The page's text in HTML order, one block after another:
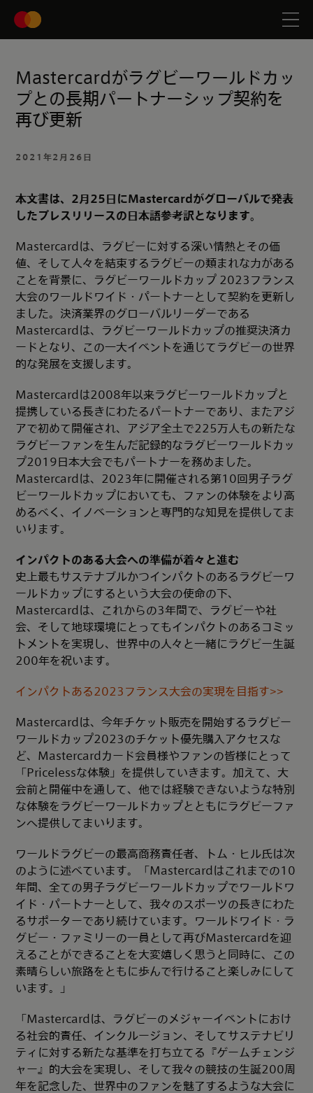
Mastercardがラグビーワールドカッ
プとの長期パートナーシップ契約を
再び更新
2021年2月26日
本文書は、2月25日にMastercardがグローバルで発表
したプレスリリースの日本語参考訳となります。
Mastercardは、ラグビーに対する深い情熱とその価
値、そして人々を結束するラグビーの類まれな力がある
ことを背景に、ラグビーワールドカップ 2023フランス
大会のワールドワイド・パートナーとして契約を更新し
ました。決済業界のグローバルリーダーである
Mastercardは、ラグビーワールドカップの推奨決済カ
ードとなり、この一大イベントを通じてラグビーの世界
的な発展を支援します。
Mastercardは2008年以来ラグビーワールドカップと
提携している長きにわたるパートナーであり、またアジ
アで初めて開催され、アジア全土で225万人もの新たな
ラグビーファンを生んだ記録的なラグビーワールドカッ
プ2019日本大会でもパートナーを務めました。
Mastercardは、2023年に開催される第10回男子ラグ
ビーワールドカップにおいても、ファンの体験をより高
めるべく、イノベーションと専門的な知見を提供してま
いります。
インパクトのある大会への準備が着々と進む
史上最もサステナブルかつインパクトのあるラグビーワ
ールドカップにするという大会の使命の下、
Mastercardは、これからの3年間で、ラグビーや社
会、そして地球環境にとってもインパクトのあるコミッ
トメントを実現し、世界中の人々と一緒にラグビー生誕
200年を祝います。
インパクトある2023フランス大会の実現を目指す>>
Mastercardは、今年チケット販売を開始するラグビー
ワールドカップ2023のチケット優先購入アクセスな
ど、Mastercardカード会員様やファンの皆様にとって
「Pricelessな体験」を提供していきます。加えて、大
会前と開催中を通して、他では経験できないような特別
な体験をラグビーワールドカップとともにラグビーファ
ンへ提供してまいります。
ワールドラグビーの最高商務責任者、トム・ヒル氏は次
のように述べています。「Mastercardはこれまでの10
年間、全ての男子ラグビーワールドカップでワールドワ
イド・パートナーとして、我々のスポーツの長きにわた
るサポーターであり続けています。ワールドワイド・ラ
グビー・ファミリーの一員として再びMastercardを迎
えることができることを大変嬉しく思うと同時に、この
素晴らしい旅路をともに歩んで行けること楽しみにして
います。」
「Mastercardは、ラグビーのメジャーイベントにおけ
る社会的責任、インクルージョン、そしてサステナビリ
ティに対する新たな基準を打ち立てる『ゲームチェンジ
ャー』的大会を実現し、そして我々の競技の生誕200周
年を記念した、世界中のファンを魅了するような大会に